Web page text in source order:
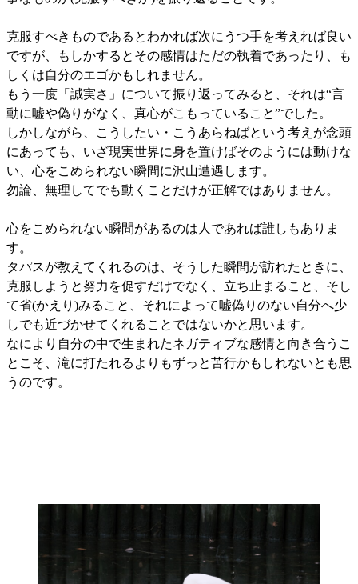
克服すべきものであるとわかれば次にうつ手を考えれば良い
ですが、もしかするとその感情はただの執着であったり、も
しくは自分のエゴかもしれません。
もう一度「誠実さ」について振り返ってみると、それは“言
動に嘘や偽りがなく、真心がこもっていること”でした。
しかしながら、こうしたい・こうあらねばという考えが念頭
にあっても、いざ現実世界に身を置けばそのようには動けな
い、心をこめられない瞬間に沢山遭遇します。
勿論、無理してでも動くことだけが正解ではありません。
心をこめられない瞬間があるのは人であれば誰しもありま
す。
タパスが教えてくれるのは、そうした瞬間が訪れたときに、
克服しようと努力を促すだけでなく、立ち止まること、そし
て省(かえり)みること、それによって嘘偽りのない自分へ少
しでも近づかせてくれることではないかと思います。
なにより自分の中で生まれたネガティブな感情と向き合うこ
とこそ、滝に打たれるよりもずっと苦行かもしれないとも思
うのです。